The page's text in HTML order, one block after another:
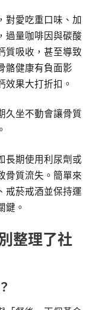
對愛吃重口味、加
過量咖啡因與碳酸
質吸收，甚至導致
骼健康有負面影
效果大打折扣。
久坐不動會讓骨質
長期使用利尿劑或
骨質流失。簡單來
戒菸戒酒並保持運
鍵。
整理了社